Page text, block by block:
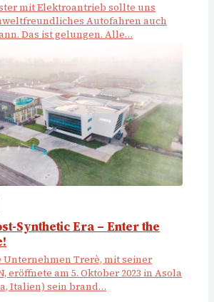
mit Elektroantrieb sollte uns
Autofahren auch
Das ist gelungen. Alle…
Synthetic Era – Enter the
Unternehmen Trerè, mit seiner
eröffnete am 5. Oktober 2023 in Asola
Italien) sein brand…